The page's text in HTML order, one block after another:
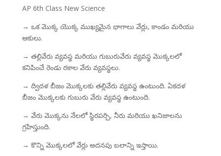
AP 6th Class New Science
→ ఒక మొక్క యొక్క ముఖ్యమైన భాగాలు వేర్లు, కాండం మరియు
ఆకులు.
→ తల్లివేరు వ్యవస్థ మరియు గుబురువేరు వ్యవస్థ మొక్కలలో
కనిపించే రెండు రకాల వేరు వ్యవస్థలు.
→ ద్విదళ బీజం మొక్కలకు తల్లివేరు వ్యవస్థ ఉంటుంది. ఏకదళ
బీజం మొక్కలకు గుబురు వేరు వ్యవస్థ ఉంటుంది.
→ వేరు మొక్కను నేలలో స్థిరపర్చి, నీరు మరియు ఖనిజాలను
గ్రహిస్తుంది.
→ కొన్ని మొక్కలలో వేర్లు అదనపు బలాన్ని ఇస్తాయి.